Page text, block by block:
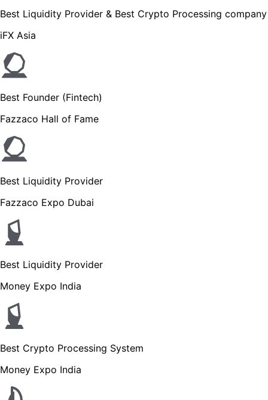
Best Liquidity Provider & Best Crypto Processing company
iFX Asia
Best Founder (Fintech)
Fazzaco Hall of Fame
Best Liquidity Provider
Fazzaco Expo Dubai
Best Liquidity Provider
Money Expo India
Best Crypto Processing System
Money Expo India